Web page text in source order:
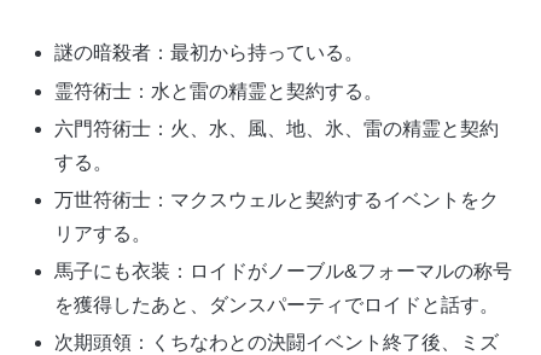
謎の暗殺者：最初から持っている。
霊符術士：水と雷の精霊と契約する。
六門符術士：火、水、風、地、氷、雷の精霊と契約
する。
万世符術士：マクスウェルと契約するイベントをク
リアする。
馬子にも衣装：ロイドがノーブル&フォーマルの称号
を獲得したあと、ダンスパーティでロイドと話す。
次期頭領：くちなわとの決闘イベント終了後、ミズ